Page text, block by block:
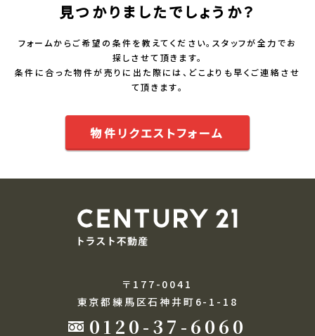
見つかりましたでしょうか？
フォームからご希望の条件を教えてください。スタッフが全力でお
探しさせて頂きます。
条件に合った物件が売りに出た際には、どこよりも早くご連絡させ
て頂きます。
物件リクエストフォーム
〒177-0041
東京都練馬区石神井町6-1-18
0120-37-6060